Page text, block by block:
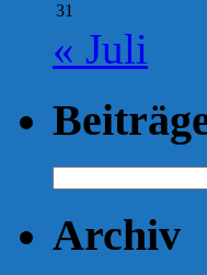
31
« Juli
nach:
Archiv